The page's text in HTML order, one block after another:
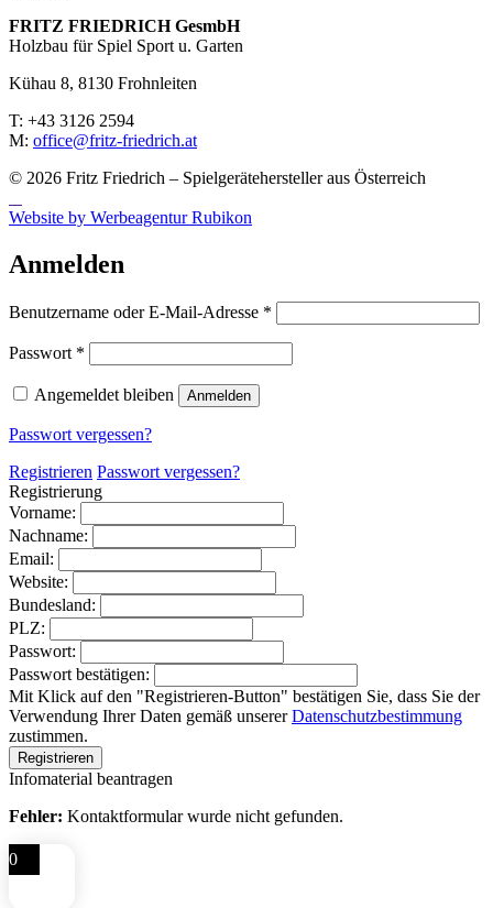
FRITZ FRIED­RICH GesmbH
Holzbau für Spiel Sport u. Garten
Kühau 8, 8130 Frohn­leiten
T: +43 3126 2594
M: office@fritz-fried­rich.at
© 2026 Fritz Friedrich – Spielgerätehersteller aus Österreich
Website by Werbeagentur Rubikon
Anmelden
Benutzername oder E-Mail-Adresse *
Passwort *
Angemeldet bleiben Anmelden
Passwort vergessen?
Registrieren Passwort vergessen?
Registrierung
Vorname:
Nachname:
Email:
Website:
Bundesland:
PLZ:
Passwort:
Passwort bestätigen:
Mit Klick auf den "Registrieren-Button" bestätigen Sie, dass Sie der
Verwendung Ihrer Daten gemäß unsererDatenschutzbestimmung
zustimmen.
Infomaterial beantragen
Fehler: Kontaktformular wurde nicht gefunden.
0